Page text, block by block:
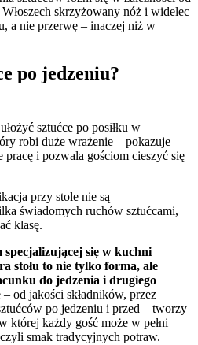
skrzyżowany nóż i widelec
a nie przerwę – inaczej niż w
po jedzeniu?
sztućce po posiłku w
robi duże wrażenie – pokazuje
pracę i pozwala gościom cieszyć się
przy stole nie są
świadomych ruchów sztućcami,
klasę.
się w kuchni
stołu to nie tylko forma, ale
do jedzenia i drugiego
– od jakości składników, przez
po jedzeniu i przed – tworzy
której każdy gość może w pełni
smak tradycyjnych potraw.